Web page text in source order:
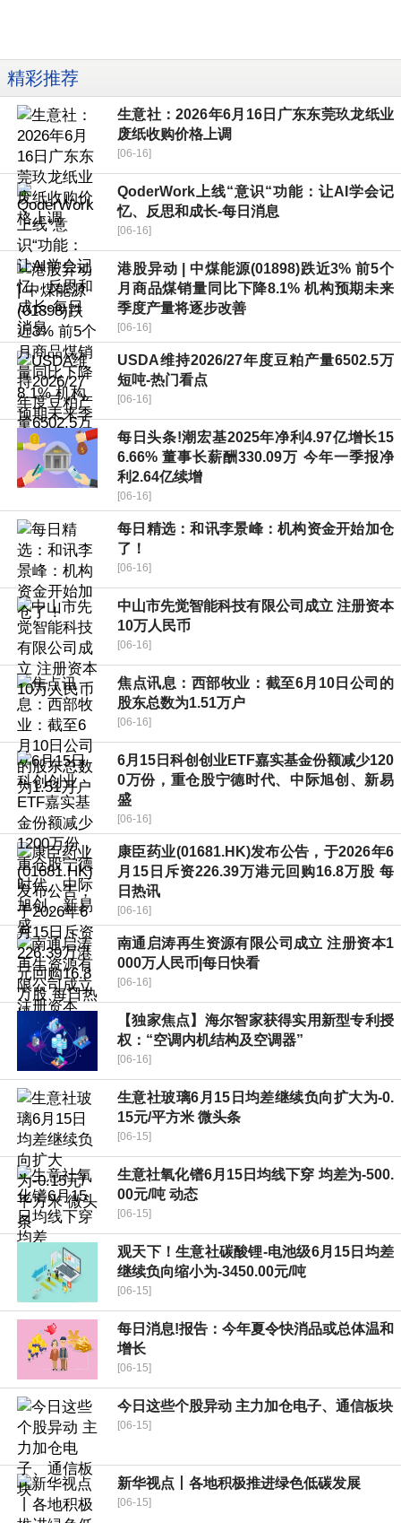
精彩推荐
生意社：2026年6月16日广东东莞玖龙纸业
废纸收购价格上调
[06-16]
QoderWork上线“意识“功能：让AI学会记
忆、反思和成长-每日消息
[06-16]
港股异动 | 中煤能源(01898)跌近3% 前5个
月商品煤销量同比下降8.1% 机构预期未来
季度产量将逐步改善
[06-16]
USDA维持2026/27年度豆粕产量6502.5万
短吨-热门看点
[06-16]
每日头条!潮宏基2025年净利4.97亿增长15
6.66% 董事长薪酬330.09万 今年一季报净
利2.64亿续增
[06-16]
每日精选：和讯李景峰：机构资金开始加仓
了！
[06-16]
中山市先觉智能科技有限公司成立 注册资本
10万人民币
[06-16]
焦点讯息：西部牧业：截至6月10日公司的
股东总数为1.51万户
[06-16]
6月15日科创创业ETF嘉实基金份额减少120
0万份，重仓股宁德时代、中际旭创、新易
盛
[06-16]
康臣药业(01681.HK)发布公告，于2026年6
月15日斥资226.39万港元回购16.8万股 每
日热讯
[06-16]
南通启涛再生资源有限公司成立 注册资本1
000万人民币|每日快看
[06-16]
【独家焦点】海尔智家获得实用新型专利授
权：“空调内机结构及空调器”
[06-16]
生意社玻璃6月15日均差继续负向扩大为-0.
15元/平方米 微头条
[06-15]
生意社氧化镨6月15日均线下穿 均差为-500.
00元/吨 动态
[06-15]
观天下！生意社碳酸锂-电池级6月15日均差
继续负向缩小为-3450.00元/吨
[06-15]
每日消息!报告：今年夏令快消品或总体温和
增长
[06-15]
今日这些个股异动 主力加仓电子、通信板块
[06-15]
新华视点丨各地积极推进绿色低碳发展
[06-15]